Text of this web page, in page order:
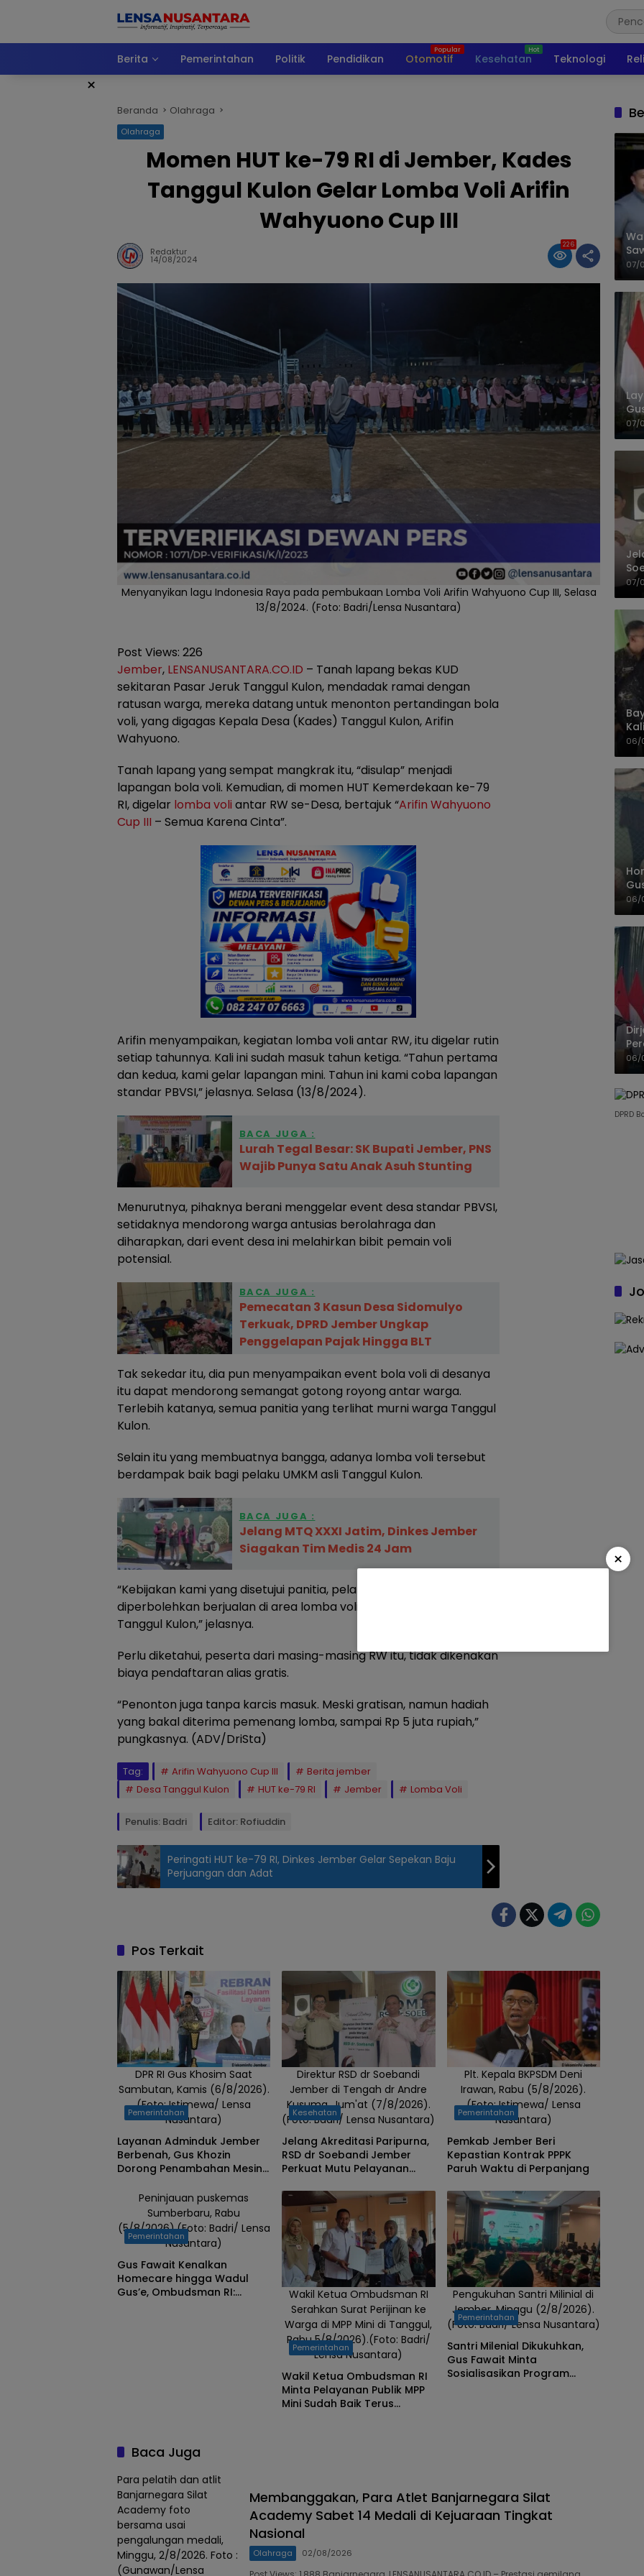
Berita
Pemerintahan Politik Pendidikan Otomotif Kesehatan Teknologi
×
Beranda Olahraga
Olahraga
Momen HUT ke-79 RI di Jember, Kades
Tanggul Kulon Gelar Lomba Voli Arifin
Wahyuono Cup III
Redaktur
14/08/2024
226
Menyanyikan lagu Indonesia Raya pada pembukaan Lomba Voli Arifin Wahyuono Cup III, Selasa
13/8/2024. (Foto: Badri/Lensa Nusantara)
Post Views: 226
Jember, LENSANUSANTARA.CO.ID – Tanah lapang bekas KUD
sekitaran Pasar Jeruk Tanggul Kulon, mendadak ramai dengan
ratusan warga, mereka datang untuk menonton pertandingan bola
voli, yang digagas Kepala Desa (Kades) Tanggul Kulon, Arifin
Wahyuono.
Tanah lapang yang sempat mangkrak itu, “disulap” menjadi
lapangan bola voli. Kemudian, di momen HUT Kemerdekaan ke-79
RI, digelar lomba voli antar RW se-Desa, bertajuk “Arifin Wahyuono
Cup III – Semua Karena Cinta”.
Arifin menyampaikan, kegiatan lomba voli antar RW, itu digelar rutin
setiap tahunnya. Kali ini sudah masuk tahun ketiga. “Tahun pertama
dan kedua, kami gelar lapangan mini. Tahun ini kami coba lapangan
standar PBVSI,” jelasnya. Selasa (13/8/2024).
BACA JUGA :
Lurah Tegal Besar: SK Bupati Jember, PNS
Wajib Punya Satu Anak Asuh Stunting
Menurutnya, pihaknya berani menggelar event desa standar PBVSI,
setidaknya mendorong warga antusias berolahraga dan
diharapkan, dari event desa ini melahirkan bibit pemain voli
potensial.
BACA JUGA :
Pemecatan 3 Kasun Desa Sidomulyo
Terkuak, DPRD Jember Ungkap
Penggelapan Pajak Hingga BLT
Tak sekedar itu, dia pun menyampaikan event bola voli di desanya
itu dapat mendorong semangat gotong royong antar warga.
Terlebih katanya, semua panitia yang terlihat murni warga Tanggul
Kulon.
Selain itu yang membuatnya bangga, adanya lomba voli tersebut
berdampak baik bagi pelaku UMKM asli Tanggul Kulon.
BACA JUGA :
Jelang MTQ XXXI Jatim, Dinkes Jember
Siagakan Tim Medis 24 Jam
“Kebijakan kami yang disetujui panitia, pelaku kuliner yang
diperbolehkan berjualan di area lomba voli, ialah penduduk Desa
Tanggul Kulon,” jelasnya.
Perlu diketahui, peserta dari masing-masing RW itu, tidak dikenakan
biaya pendaftaran alias gratis.
“Penonton juga tanpa karcis masuk. Meski gratisan, namun hadiah
yang bakal diterima pemenang lomba, sampai Rp 5 juta rupiah,”
pungkasnya. (ADV/DriSta)
Tag: Arifin Wahyuono Cup III
Berita jember
Desa Tanggul Kulon
HUT ke-79 RI Jember Lomba Voli
Penulis: Badri Editor: Rofiuddin
Raya pada
Lomba Voli
Arifin
Wahyuono
Cup III,
Selasa
13/8/2024.
(Foto:
Badri/Lensa
Nusantara)
Peringati HUT ke-79 RI, Dinkes Jember Gelar Sepekan Baju
Perjuangan dan Adat
Pos Terkait
DPR RI Gus Khosim Saat
Sambutan, Kamis (6/8/2026).
(Foto: Istimewa/ Lensa
Nusantara)
Pemerintahan
Layanan Adminduk Jember
Berbenah, Gus Khozin
Dorong Penambahan Mesin
Direktur RSD dr Soebandi
Jember di Tengah dr Andre
Kusuma, Jum'at (7/8/2026).
(Foto: Badri/ Lensa Nusantara)
Kesehatan
Jelang Akreditasi Paripurna,
RSD dr Soebandi Jember
Perkuat Mutu Pelayanan
Plt. Kepala BKPSDM Deni
Irawan, Rabu (5/8/2026).
(Foto: Istimewa/ Lensa
Nusantara)
Pemerintahan
Pemkab Jember Beri
Kepastian Kontrak PPPK
Paruh Waktu di Perpanjang
Peninjauan puskemas
Sumberbaru, Rabu
(5/8/2026).(Foto: Badri/ Lensa
Nusantara)
Pemerintahan
Gus Fawait Kenalkan
Homecare hingga Wadul
Gus’e, Ombudsman RI:
Wakil Ketua Ombudsman RI
Serahkan Surat Perijinan ke
Warga di MPP Mini di Tanggul,
Rabu 5/8/2026).(Foto: Badri/
Lensa Nusantara)
Pemerintahan
Wakil Ketua Ombudsman RI
Minta Pelayanan Publik MPP
Mini Sudah Baik Terus
Pengukuhan Santri Milinial di
Jember, Minggu (2/8/2026).
(Foto: Badri/ Lensa Nusantara)
Pemerintahan
Santri Milenial Dikukuhkan,
Gus Fawait Minta
Sosialisasikan Program
Baca Juga
Para pelatih dan atlit
Banjarnegara Silat
Academy foto
bersama usai
pengalungan medali,
Minggu, 2/8/2026. Foto :
(Gunawan/Lensa
Membanggakan, Para Atlet Banjarnegara Silat
Academy Sabet 14 Medali di Kejuaraan Tingkat
Nasional
Olahraga 02/08/2026
07/
07/
07/
06/
06/
06/
DPRD
×